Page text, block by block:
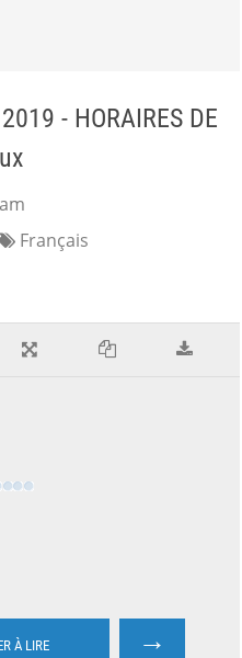
- HORAIRES DE
Français
À LIRE →